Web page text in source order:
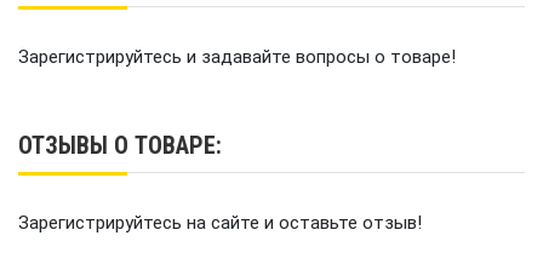
Зарегистрируйтесь и задавайте вопросы о товаре!
ОТЗЫВЫ О ТОВАРЕ:
Зарегистрируйтесь на сайте и оставьте отзыв!